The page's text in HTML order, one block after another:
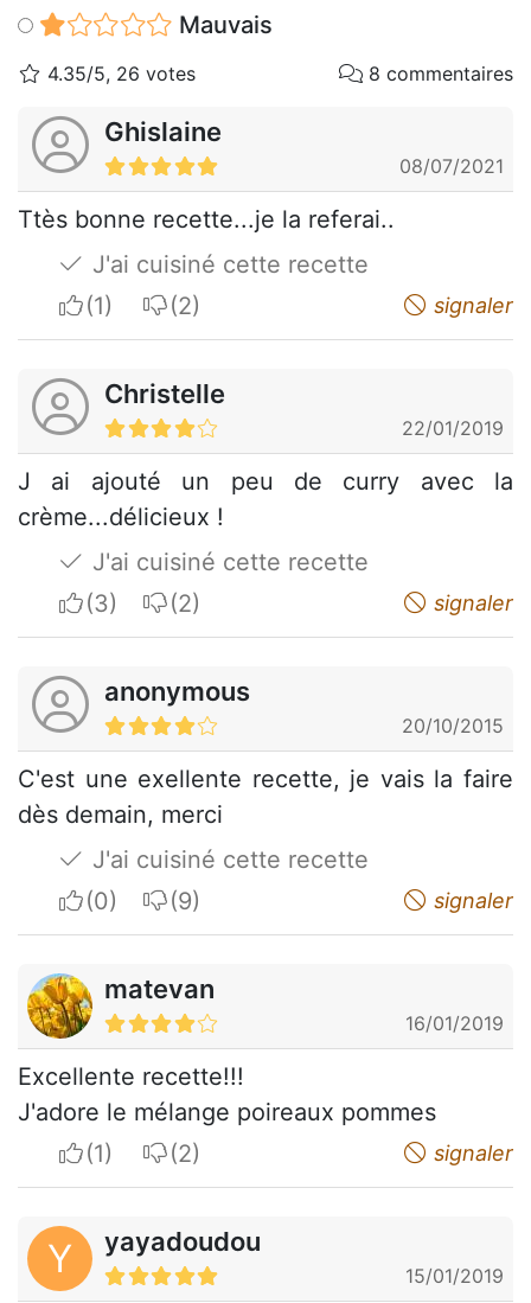
Mauvais
4.35/5, 26 votes 8 commentaires
Ghislaine
08/07/2021
Ttès bonne recette...je la referai..
J'ai cuisiné cette recette
I apreciateI do not appreciate signaler
Christelle
22/01/2019
J ai ajouté un peu de curry avec la
crème...délicieux !
J'ai cuisiné cette recette
I apreciateI do not appreciate signaler
anonymous
20/10/2015
C'est une exellente recette, je vais la faire
dès demain, merci
J'ai cuisiné cette recette
I apreciateI do not appreciate signaler
matevan
16/01/2019
Excellente recette!!!
J'adore le mélange poireaux pommes
I apreciateI do not appreciate signaler
Y yayadoudou
15/01/2019